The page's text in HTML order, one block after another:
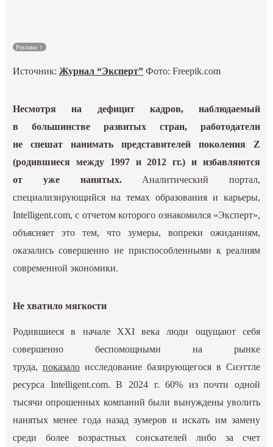
ГИД
Реклама
Источник:Журнал “Эксперт” Фото: Freepik.com
Несмотря на дефицит кадров, наблюдаемый
в большинстве развитых стран, работодатели
не спешат нанимать представителей поколения Z
(родившиеся между 1997 и 2012 гг.) и избавляются
от уже нанятых.Аналитический портал,
специализирующийся на темах образования и карьеры,
Intelligent.com, с отчетом которого ознакомился «Эксперт»,
объясняет это тем, что зумеры, вопреки ожиданиям,
оказались совершенно не приспособленными к реалиям
современной экономики.
Не хватило мягкости
Родившиеся в начале XXI века люди ощущают себя
совершенно беспомощными на рынке
труда,показало исследование базирующегося в Сиэттле
ресурса Intelligent.com. В 2024 г. 60% из почти одной
тысячи опрошенных компаний были вынуждены уволить
нанятых менее года назад зумеров и искать им замену
среди более возрастных соискателей либо за счет